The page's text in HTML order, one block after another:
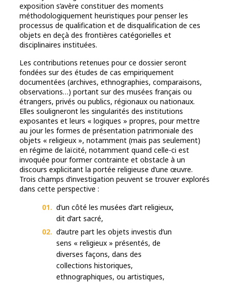
exposition s’avère constituer des moments
méthodologiquement heuristiques pour penser les
processus de qualification et de disqualification de ces
objets en deçà des frontières catégorielles et
disciplinaires instituées.
Les contributions retenues pour ce dossier seront
fondées sur des études de cas empiriquement
documentées (archives, ethnographies, comparaisons,
observations…) portant sur des musées français ou
étrangers, privés ou publics, régionaux ou nationaux.
Elles souligneront les singularités des institutions
exposantes et leurs « logiques » propres, pour mettre
au jour les formes de présentation patrimoniale des
objets « religieux », notamment (mais pas seulement)
en régime de laïcité, notamment quand celle-ci est
invoquée pour former contrainte et obstacle à un
discours explicitant la portée religieuse d’une œuvre.
Trois champs d’investigation peuvent se trouver explorés
dans cette perspective :
d’un côté les musées d’art religieux,
dit d’art sacré,
d’autre part les objets investis d’un
sens « religieux » présentés, de
diverses façons, dans des
collections historiques,
ethnographiques, ou artistiques,